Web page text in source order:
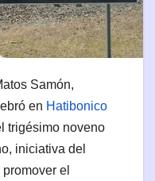
Samón,
en Hatibonico
trigésimo noveno
iniciativa del
el